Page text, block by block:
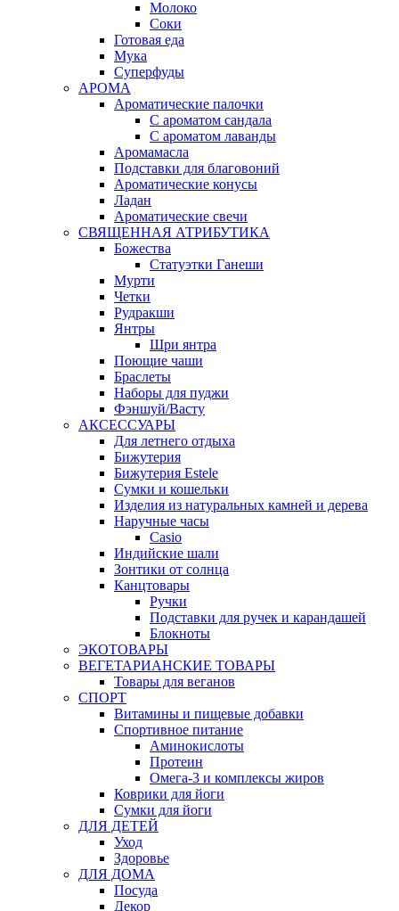
Молоко
Соки
Готовая еда
Мука
Суперфуды
АРОМА
Ароматические палочки
С ароматом сандала
С ароматом лаванды
Аромамасла
Подставки для благовоний
Ароматические конусы
Ладан
Ароматические свечи
СВЯЩЕННАЯ АТРИБУТИКА
Божества
Статуэтки Ганеши
Мурти
Четки
Рудракши
Янтры
Шри янтра
Поющие чаши
Браслеты
Наборы для пуджи
Фэншуй/Васту
АКСЕССУАРЫ
Для летнего отдыха
Бижутерия
Бижутерия Estele
Сумки и кошельки
Изделия из натуральных камней и дерева
Наручные часы
Casio
Индийские шали
Зонтики от солнца
Канцтовары
Ручки
Подставки для ручек и карандашей
Блокноты
ЭКОТОВАРЫ
ВЕГЕТАРИАНСКИЕ ТОВАРЫ
Товары для веганов
СПОРТ
Витамины и пищевые добавки
Спортивное питание
Аминокислоты
Протеин
Омега-3 и комплексы жиров
Коврики для йоги
Сумки для йоги
ДЛЯ ДЕТЕЙ
Уход
Здоровье
ДЛЯ ДОМА
Посуда
Декор